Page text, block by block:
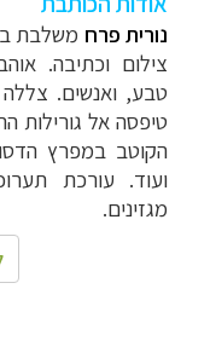
נורית פרח משלבת
צילום וכתיבה.
טבע, ואנשים. צללה
טיפסה אל גורילות
הקוטב במפרץ
ועוד. עורכת
מגזינים.